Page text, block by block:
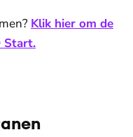
Klik hier om de
Start.